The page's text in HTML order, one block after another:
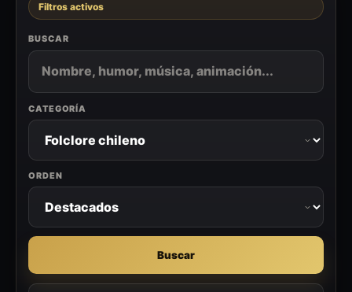
Filtros activos
BUSCAR
CATEGORÍA
ORDEN
Buscar